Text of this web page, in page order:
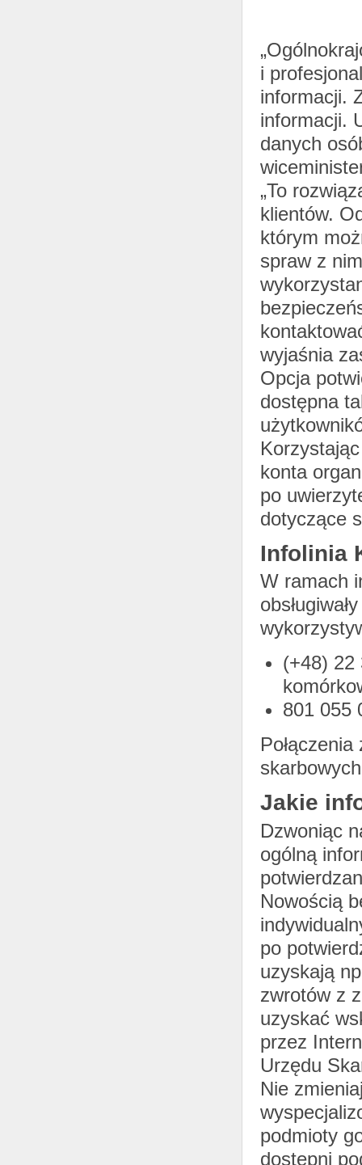
i
informacji.
informacji.
danych
„To
klientów.
którym
spraw z
wyjaśnia
Opcja
dostępna
konta
po
dotyczące
Infolinia
W ramach
(+48) 22
801 055
Jakie
Dzwoniąc
ogólną
Nowością
po
uzyskają
zwrotów z
uzyskać
przez
Urzędu
Nie
podmioty
dostępni